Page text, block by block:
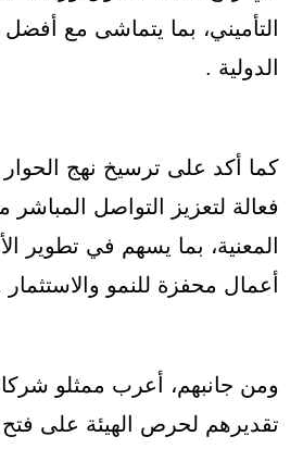
التأميني، بما يتماشى مع
الدولية .
كما أكد على ترسيخ نهج الحوار
فعالة لتعزيز التواصل
المعنية، بما يسهم في تطوير
أعمال محفزة للنمو والاستثمار
ومن جانبهم، أعرب ممثلو
تقديرهم لحرص الهيئة على فتح